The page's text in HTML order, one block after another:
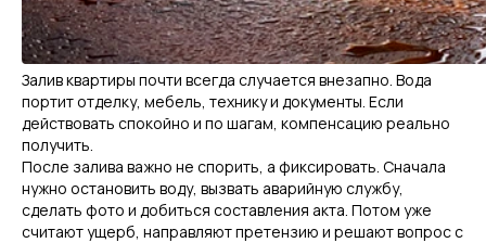
Залив квартиры почти всегда случается внезапно. Вода
портит отделку, мебель, технику и документы. Если
действовать спокойно и по шагам, компенсацию реально
получить.
После залива важно не спорить, а фиксировать. Сначала
нужно остановить воду, вызвать аварийную службу,
сделать фото и добиться составления акта. Потом уже
считают ущерб, направляют претензию и решают вопрос с